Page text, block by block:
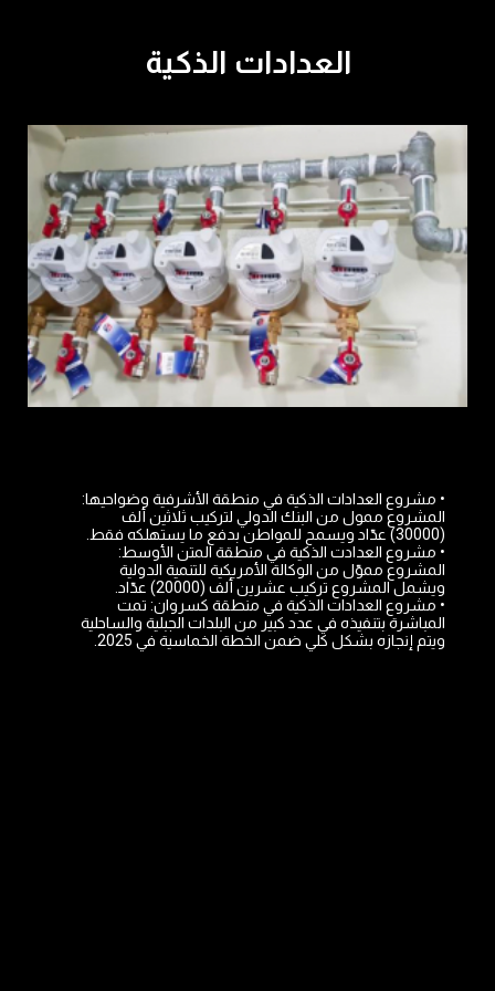
العدادات الذكية
• مشروع العدادات الذكية في منطقة الأشرفية وضواحيها:
المشروع ممول من البنك الدولي لتركيب ثلاثين ألف
(30000) عدّاد ويسمح للمواطن بدفع ما يستهلكه فقط.
• مشروع العدادت الذكية في منطقة المتن الأوسط:
المشروع مموّل من الوكالة الأمريكية للتنمية الدولية
ويشمل المشروع تركيب عشرين ألف (20000) عدّاد.
• مشروع العدادات الذكية في منطقة كسروان: تمت
المباشرة بتنفيذه في عدد كبير من البلدات الجبلية والساحلية
ويتم إنجازه بشكل كلي ضمن الخطة الخماسية في 2025.